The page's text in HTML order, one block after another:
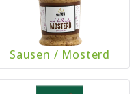
Sausen / Mosterd